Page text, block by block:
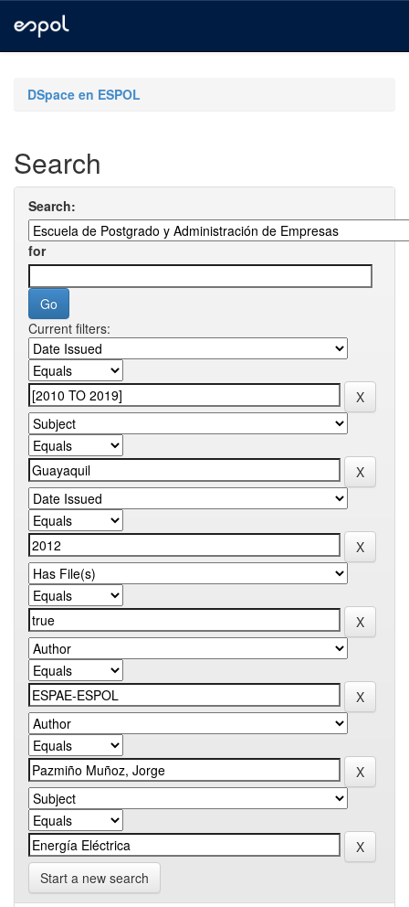
navigationDSpace en ESPOL
Search
Search:
for
Current filters:
Start a new search